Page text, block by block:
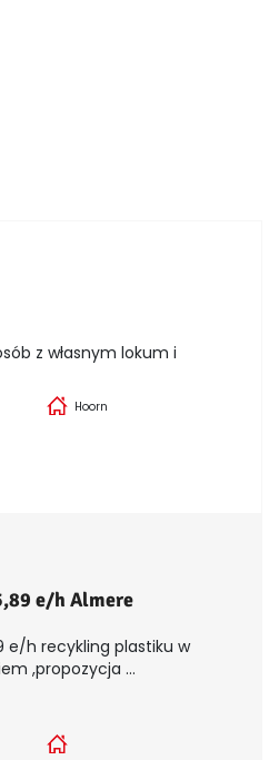
z własnym lokum i
Hoorn
e/h Almere
e/h recykling plastiku w
,propozycja ...